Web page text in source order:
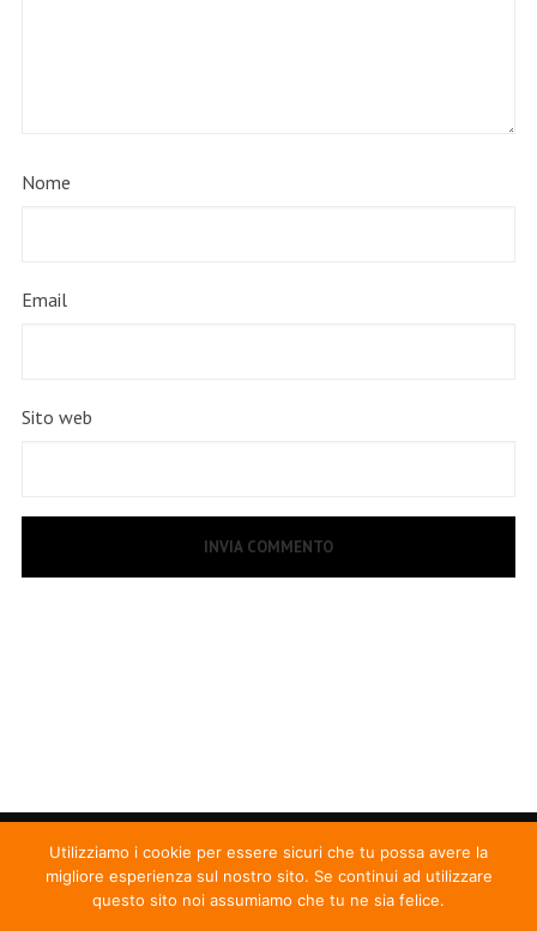
Nome
Email
Sito web
Utilizziamo i cookie per essere sicuri che tu possa avere la
migliore esperienza sul nostro sito. Se continui ad utilizzare
questo sito noi assumiamo che tu ne sia felice.